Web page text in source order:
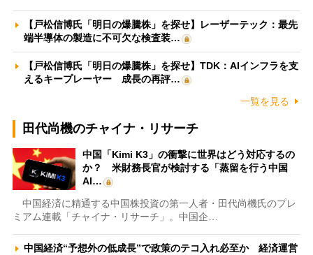
【戸松信博氏「明日の爆騰株」を探せ】レーザーテック：最先
端半導体の製造に不可欠な検査装…
【戸松信博氏「明日の爆騰株」を探せ】TDK：AIインフラを支
えるキープレーヤー 成長の再評…
一覧を見る
田代尚機のチャイナ・リサーチ
中国「Kimi K3」の衝撃に世界はどう対応するの
か？ 米財務長官が検討する「蒸留を行う中国
AI…
中国経済に精通する中国株投資の第一人者・田代尚機氏のプレ
ミアム連載「チャイナ・リサーチ」。中国企…
中国経済“予想外の低成長”で政策のテコ入れ必至か 経済運営